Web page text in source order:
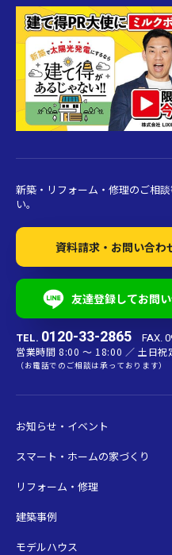
新築・リフォーム・修理のご相
い。
資料請求・お問い合わ
友達登録してお問
TEL. 0120-33-2865 FAX.
営業時間 8:00 〜 18:00 ／ 土日祝
（お電話でのご相談は承っております）
お知らせ・イベント
スマート・ホームの家づくり
リフォーム・修理
建築事例
モデルハウス